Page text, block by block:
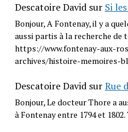
Descatoire Davidsur Si
Bonjour, A Fontenay, il y a
aussi partis à la recherche de
https://www.fontenay-aux-
archives/histoire-memoires-
Descatoire DavidsurRue
Bonjour, Le docteur Thore a
à Fontenay entre 1794 et